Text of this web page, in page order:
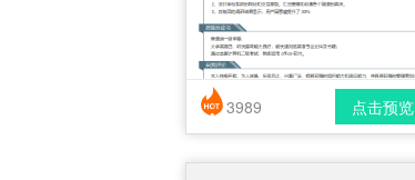
简历风格： 时尚 / 简洁 / 应届生
点击预览
3989